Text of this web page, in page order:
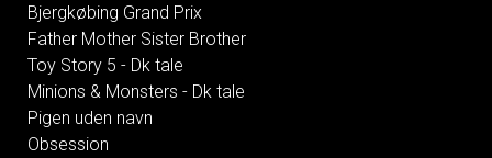
Bjergkøbing Grand Prix
Father Mother Sister Brother
Toy Story 5 - Dk tale
Minions & Monsters - Dk tale
Pigen uden navn
Obsession